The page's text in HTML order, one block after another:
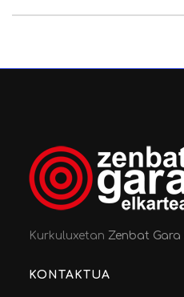
KurkuluxetanZenbat Gara
KONTAKTUA